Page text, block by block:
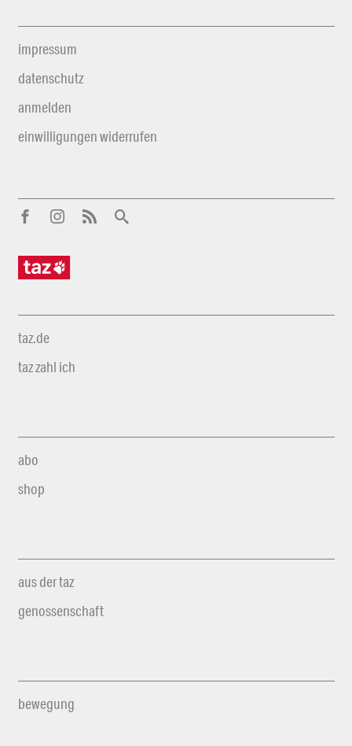
impressum
datenschutz
anmelden
einwilligungen widerrufen
taz.de
taz zahl ich
abo
shop
aus der taz
genossenschaft
bewegung